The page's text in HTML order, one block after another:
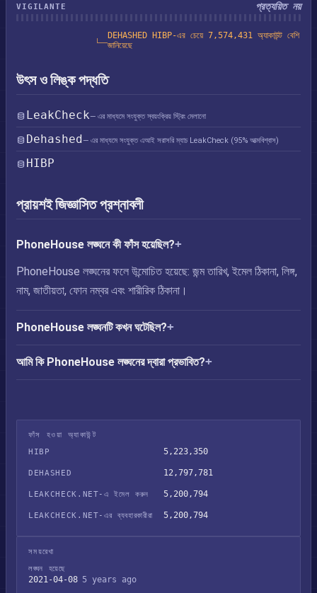
VIGILANTE প্রত্যয়িত নয়
DEHASHED HIBP-এর চেয়ে 7,574,431 অ্যাকাউন্ট বেশি
জানিয়েছে
উৎস ও লিঙ্ক পদ্ধতি
LeakCheck— এর মাধ্যমে সংযুক্ত স্বয়ংক্রিয় স্ট্রিং মেলানো
Dehashed— এর মাধ্যমে সংযুক্ত এআই সরাসরি ম্যাচ LeakCheck (95% আত্মবিশ্বাস)
HIBP
প্রায়শই জিজ্ঞাসিত প্রশ্নাবলী
PhoneHouse লঙ্ঘনে কী ফাঁস হয়েছিল?
PhoneHouse লঙ্ঘনের ফলে উন্মোচিত হয়েছে: জন্ম তারিখ, ইমেল ঠিকানা, লিঙ্গ,
নাম, জাতীয়তা, ফোন নম্বর এবং শারীরিক ঠিকানা।
PhoneHouse লঙ্ঘনটি কখন ঘটেছিল?
আমি কি PhoneHouse লঙ্ঘনের দ্বারা প্রভাবিত?
ফাঁস হওয়া অ্যাকাউন্ট
HIBP
5,223,350
DEHASHED 12,797,781
LEAKCHECK.NET-এ ইমেল করুন 5,200,794
LEAKCHECK.NET-এর ব্যবহারকারীরা 5,200,794
সময়রেখা
লঙ্ঘন হয়েছে
2021-04-08 5 years ago